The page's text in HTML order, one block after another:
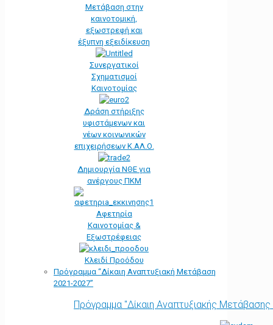
Μετάβαση στην
καινοτομική,
εξωστρεφή και
έξυπνη εξειδίκευση
Συνεργατικοί
Σχηματισμοί
Καινοτομίας
Δράση στήριξης
υφιστάμενων και
νέων κοινωνικών
επιχειρήσεων Κ.ΑΛ.Ο.
Δημιουργία ΝΘΕ για
ανέργους ΠΚΜ
Αφετηρία
Kαινοτομίας &
Εξωστρέφειας
Κλειδί Προόδου
Πρόγραμμα “Δίκαιη Αναπτυξιακή Μετάβαση
2021-2027”
Πρόγραμμα "Δίκαιη Αναπτυξιακής